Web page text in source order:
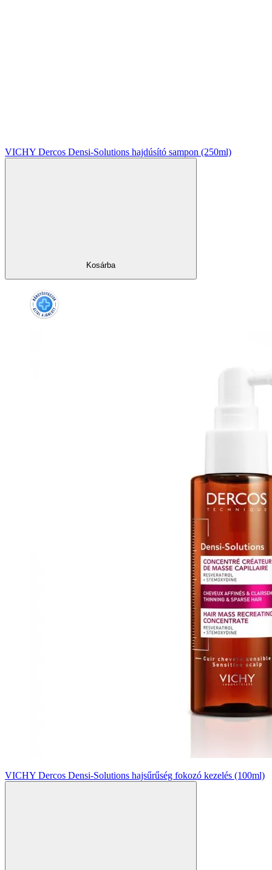
VICHY Dercos Densi-Solutions hajdúsító sampon (250ml)
Kosárba
VICHY Dercos Densi-Solutions hajsűrűség fokozó kezelés (100ml)